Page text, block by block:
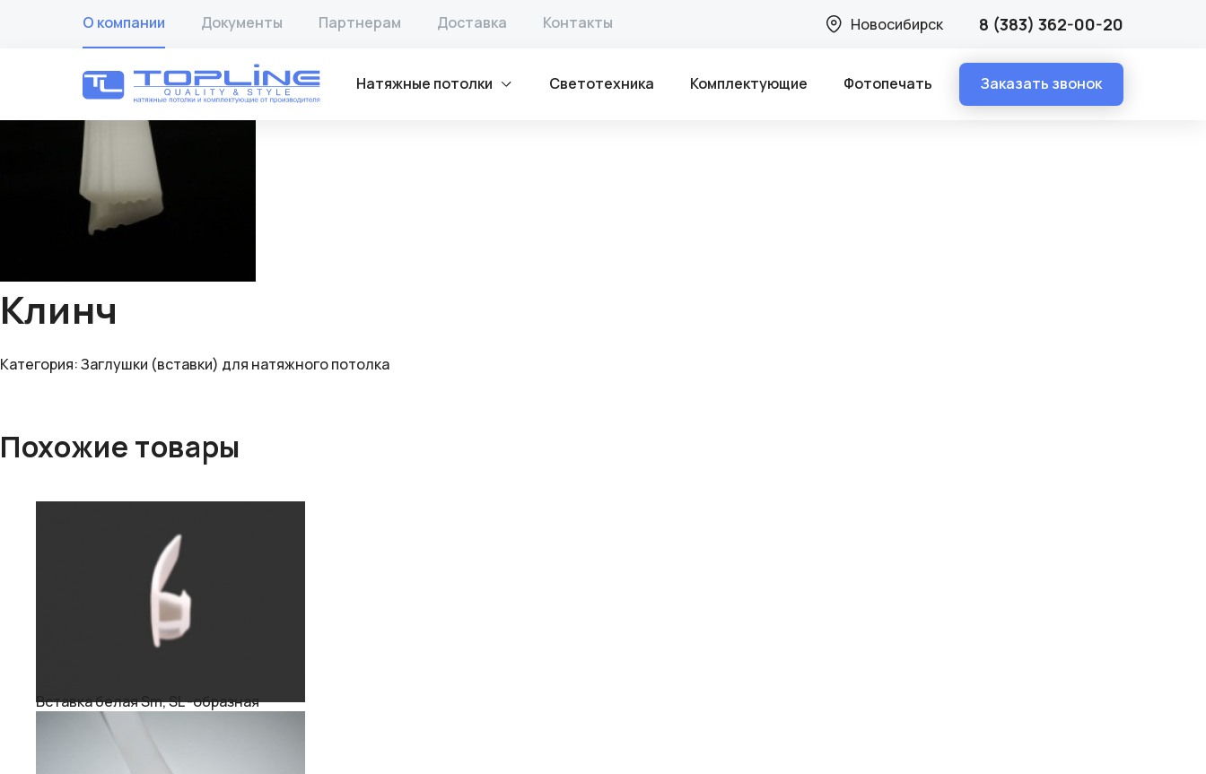
О компании Документы Партнерам Доставка Контакты Новосибирск 8 (383) 362-00-20
Натяжные потолки Светотехника Комплектующие Фотопечать Заказать звонок
Клинч
Категория:Заглушки (вставки) для натяжного потолка
Похожие товары
Вставка белая Sm, SL -образная